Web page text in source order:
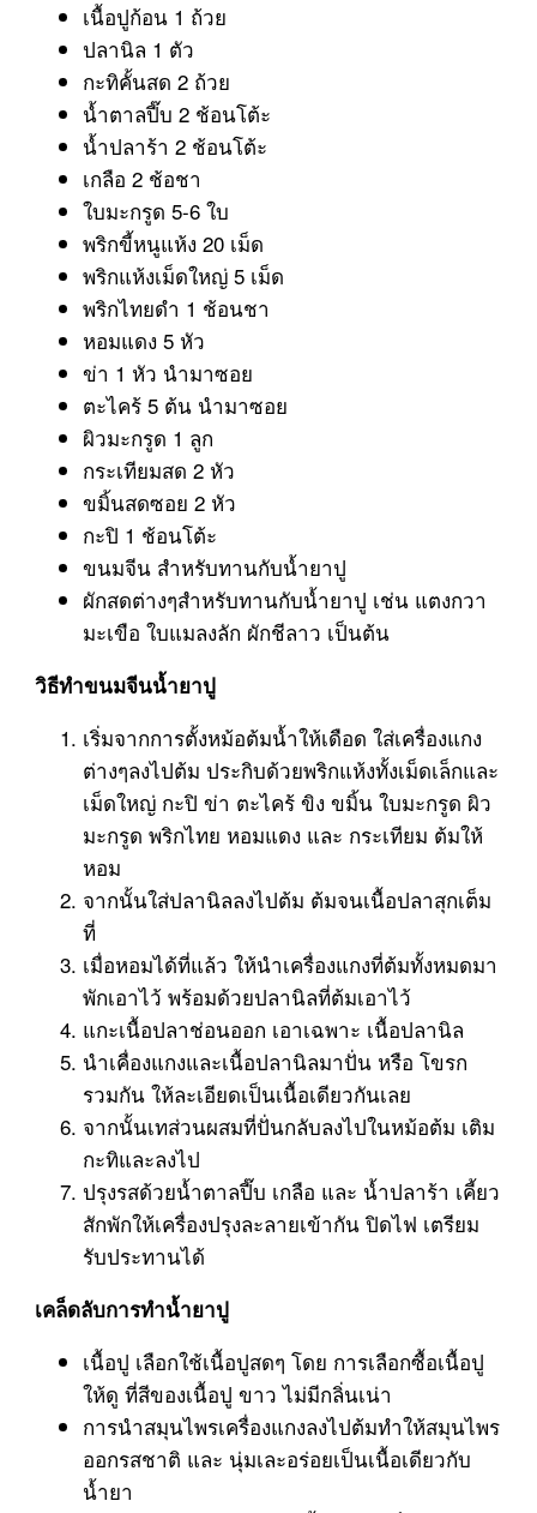
เนื้อปูก้อน 1 ถ้วย
ปลานิล 1 ตัว
กะทิคั้นสด 2 ถ้วย
น้ำตาลปี๊บ 2 ช้อนโต้ะ
น้ำปลาร้า 2 ช้อนโต้ะ
เกลือ 2 ช้อชา
ใบมะกรูด 5-6 ใบ
พริกขี้หนูแห้ง 20 เม็ด
พริกแห้งเม็ดใหญ่ 5 เม็ด
พริกไทยดำ 1 ช้อนชา
หอมแดง 5 หัว
ข่า 1 หัว นำมาซอย
ตะไคร้ 5 ต้น นำมาซอย
ผิวมะกรูด 1 ลูก
กระเทียมสด 2 หัว
ขมิ้นสดซอย 2 หัว
กะปิ 1 ช้อนโต้ะ
ขนมจีน สำหรับทานกับน้ำยาปู
ผักสดต่างๆสำหรับทานกับน้ำยาปู เช่น แตงกวา
มะเขือ ใบแมลงลัก ผักชีลาว เป็นต้น
วิธีทำขนมจีนน้ำยาปู
เริ่มจากการตั้งหม้อต้มน้ำให้เดือด ใส่เครื่องแกง
ต่างๆลงไปต้ม ประกิบด้วยพริกแห้งทั้งเม็ดเล็กและ
เม็ดใหญ่ กะปิ ข่า ตะไคร้ ขิง ขมิ้น ใบมะกรูด ผิว
มะกรูด พริกไทย หอมแดง และ กระเทียม ต้มให้
หอม
จากนั้นใส่ปลานิลลงไปต้ม ต้มจนเนื้อปลาสุกเต็ม
ที่
เมื่อหอมได้ที่แล้ว ให้นำเครื่องแกงที่ต้มทั้งหมดมา
พักเอาไว้ พร้อมด้วยปลานิลที่ต้มเอาไว้
แกะเนื้อปลาช่อนออก เอาเฉพาะ เนื้อปลานิล
นำเคื่องแกงและเนื้อปลานิลมาปั่น หรือ โขรก
รวมกัน ให้ละเอียดเป็นเนื้อเดียวกันเลย
จากนั้นเทส่วนผสมที่ปั่นกลับลงไปในหม้อต้ม เติม
กะทิและลงไป
ปรุงรสด้วยน้ำตาลปี๊บ เกลือ และ น้ำปลาร้า เคี้ยว
สักพักให้เครื่องปรุงละลายเข้ากัน ปิดไฟ เตรียม
รับประทานได้
เคล็ดลับการทำน้ำยาปู
เนื้อปู เลือกใช้เนื้อปูสดๆ โดย การเลือกซื้อเนื้อปู
ให้ดู ที่สีของเนื้อปู ขาว ไม่มีกลิ่นเน่า
การนำสมุนไพรเครื่องแกงลงไปต้มทำให้สมุนไพร
ออกรสชาติ และ นุ่มเละอร่อยเป็นเนื้อเดียวกับ
น้ำยา